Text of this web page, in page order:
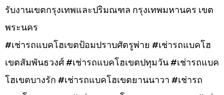
รับงานเขตกรุงเทพและปริมณฑล กรุงเทพมหานคร เขต
พระนคร
#เช่ารถแบคโฮเขตป้อมปราบศัตรูพ่าย #เช่ารถแบคโฮ
เขตสัมพันธวงศ์ #เช่ารถแบคโฮเขตปทุมวัน #เช่ารถแบค
โฮเขตบางรัก #เช่ารถแบคโฮเขตยานนาวา #เช่ารถ